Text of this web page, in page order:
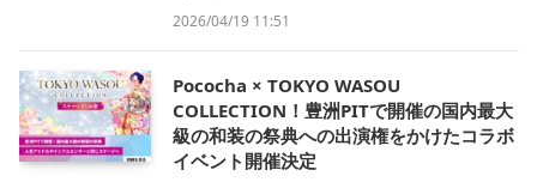
2026/04/19 11:51
Pococha × TOKYO WASOU
COLLECTION！豊洲PITで開催の国内最大
級の和装の祭典への出演権をかけたコラボ
イベント開催決定